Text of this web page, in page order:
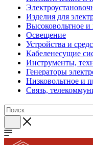
Изделия для
Высоковольтное
Освещение
Устройства и
Кабеленесущие
Инструменты,
Генераторы
Низковольтное и
Связь,